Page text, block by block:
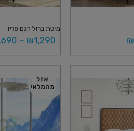
₪
מיטת ברזל דגם פריז
₪1,290
–
בחר אפשרויות
אזל
מהמלאי